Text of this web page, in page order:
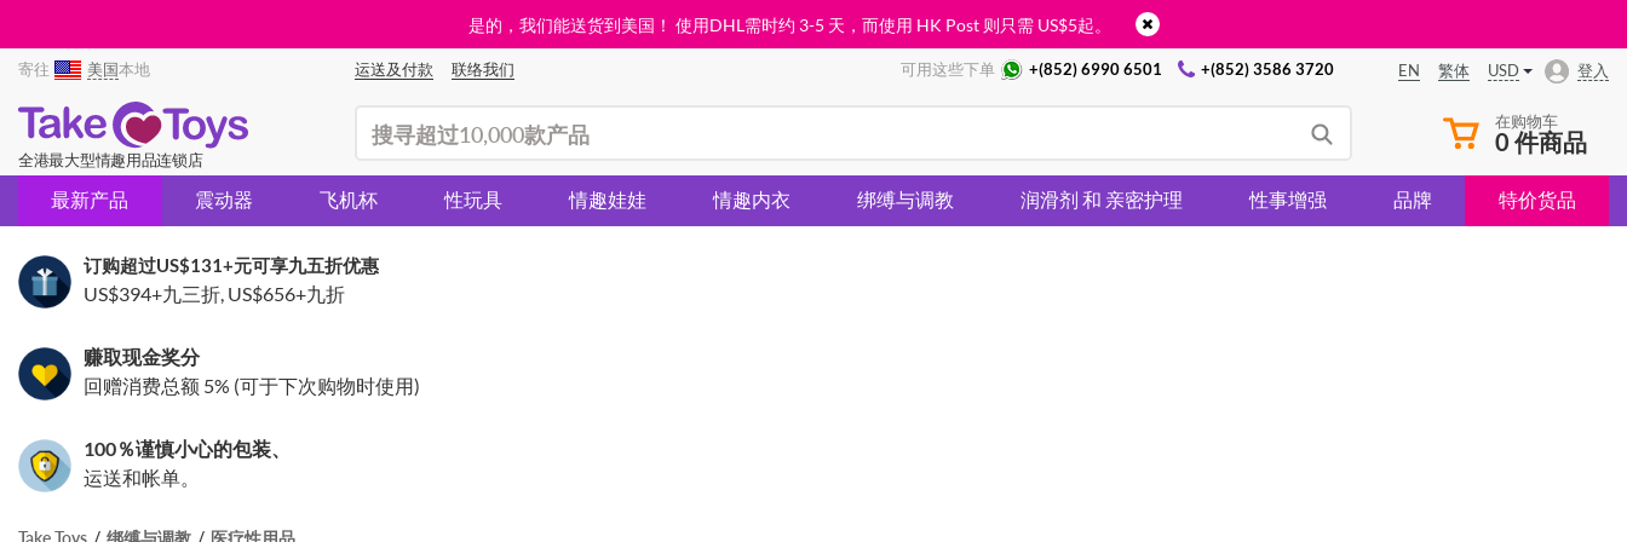
是的，我们能送货到美国！ 使用DHL需时约 3-5 天，而使用 HK Post 则只需 US$5起。
寄往 美国本地 运送及付款 联络我们 可用这些下单 +(852) 6990 6501 +(852) 3586 3720 EN 繁体 USD 登入
在购物车
0 件商品
全港最大型情趣用品连锁店
最新产品 震动器 飞机杯 性玩具 情趣娃娃 情趣内衣 绑缚与调教 润滑剂 和 亲密护理 性事增强 品牌 特价货品
订购超过US$131+元可享九五折优惠
US$394+九三折, US$656+九折
赚取现金奖分
回赠消费总额 5% (可于下次购物时使用)
100％谨慎小心的包装、
运送和帐单。
Take Toys 绑缚与调教 医疗性用品